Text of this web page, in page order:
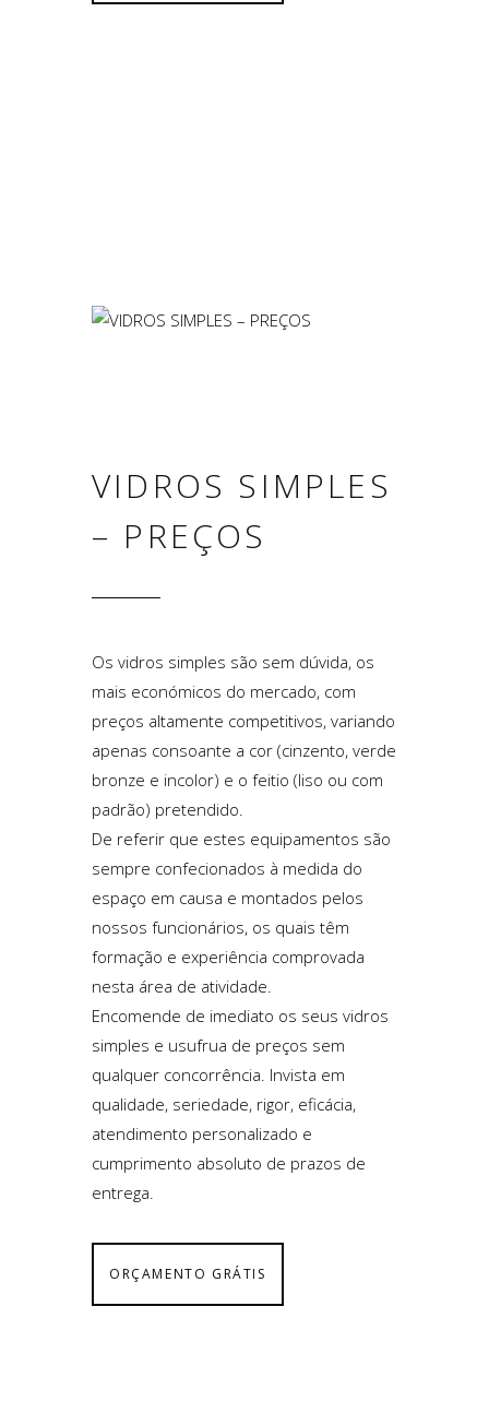
VIDROS SIMPLES
– PREÇOS
Os vidros simples são sem dúvida, os
mais económicos do mercado, com
preços altamente competitivos, variando
apenas consoante a cor (cinzento, verde
bronze e incolor) e o feitio (liso ou com
padrão) pretendido.
De referir que estes equipamentos são
sempre confecionados à medida do
espaço em causa e montados pelos
nossos funcionários, os quais têm
formação e experiência comprovada
nesta área de atividade.
Encomende de imediato os seus vidros
simples e usufrua de preços sem
qualquer concorrência. Invista em
qualidade, seriedade, rigor, eficácia,
atendimento personalizado e
cumprimento absoluto de prazos de
entrega.
ORÇAMENTO GRÁTIS